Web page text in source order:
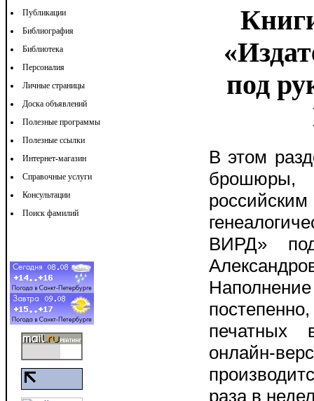
Публикации
Библиография
Библиотека
Персоналия
Личные страницы
Доска объявлений
Полезные программы
Полезные ссылки
Интернет-магазин
Справочные услуги
Консультации
Поиск фамилий
под
В этом
ВИРД»
печатных
онлайн-
раза в